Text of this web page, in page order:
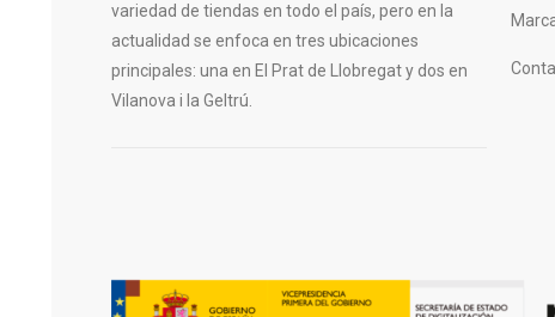
variedad de tiendas en todo el país, pero en la
actualidad se enfoca en tres ubicaciones
principales: una en El Prat de Llobregat y dos en
Vilanova i la Geltrú.